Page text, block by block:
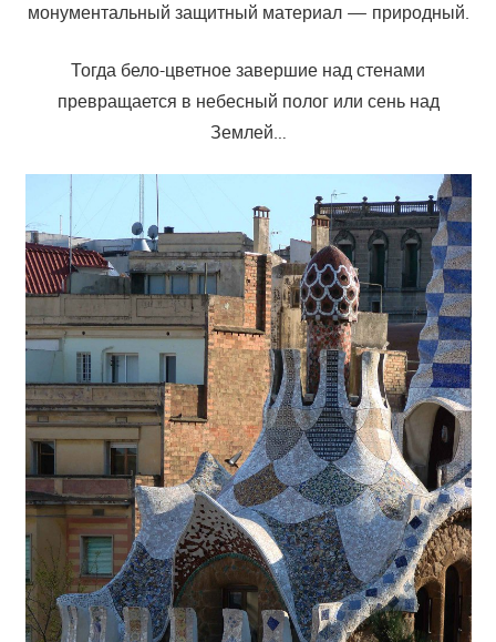
монументальный защитный материал — природный.
Тогда бело-цветное завершие над стенами
превращается в небесный полог или сень над
Землей…